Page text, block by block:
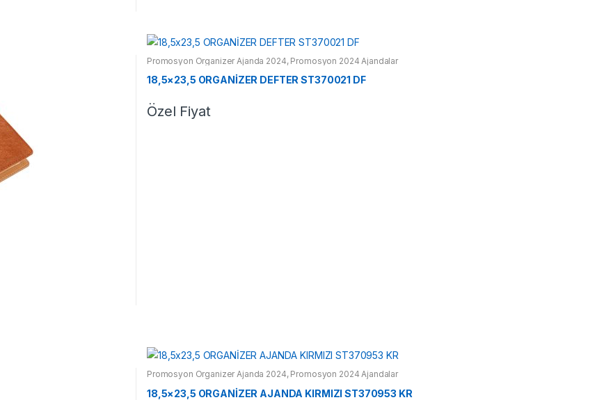
Promosyon Organizer Ajanda 2024, Promosyon 2024 Ajandalar
18,5×23,5 ORGANİZER DEFTER ST370021 DF
Özel Fiyat
Promosyon Organizer Ajanda 2024, Promosyon 2024 Ajandalar
18,5×23,5 ORGANİZER AJANDA KIRMIZI ST370953 KR